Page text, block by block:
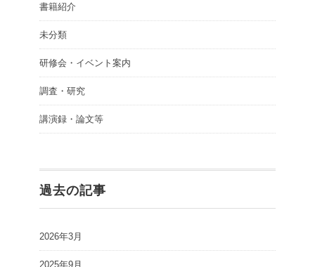
書籍紹介
未分類
研修会・イベント案内
調査・研究
講演録・論文等
過去の記事
2026年3月
2025年9月